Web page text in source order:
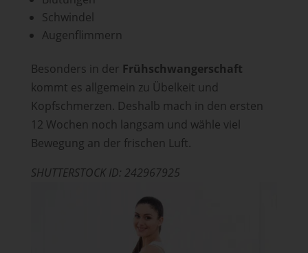
Schwindel
Augenflimmern
Besonders in der Frühschwangerschaft
kommt es allgemein zu Übelkeit und
Kopfschmerzen. Deshalb mach in den ersten
12 Wochen noch langsam und wähle viel
Bewegung an der frischen Luft.
SHUTTERSTOCK ID: 242967925